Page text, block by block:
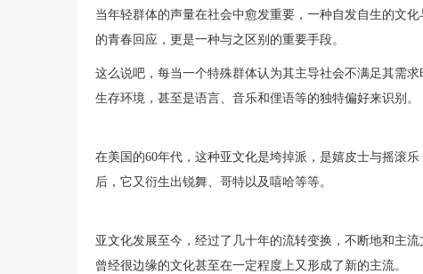
当年轻群体的声量在社会中愈发重要，一种自发自生的文
的青春回应，更是一种与之区别的重要手段。
这么说吧，每当一个特殊群体认为其主导社会不满足其需
生存环境，甚至是语言、音乐和俚语等的独特偏好来识别。
在美国的60年代，这种亚文化是垮掉派，是嬉皮士与摇滚
后，它又衍生出锐舞、哥特以及嘻哈等等。
亚文化发展至今，经过了几十年的流转变换，不断地和主
曾经很边缘的文化甚至在一定程度上又形成了新的主流。